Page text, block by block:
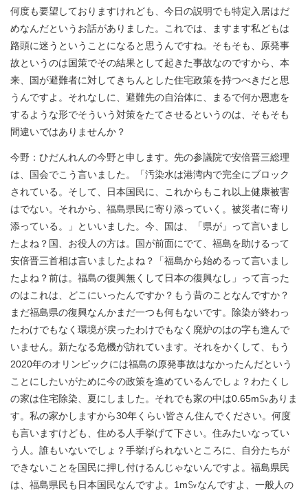
何度も要望しておりますけれども、今日の説明でも特定入居はだ
めなんだというお話がありました。これでは、ますます私どもは
路頭に迷うということになると思うんですね。そもそも、原発事
故というのは国策でその結果として起きた事故なのですから、本
来、国が避難者に対してきちんとした住宅政策を持つべきだと思
うんですよ。それなしに、避難先の自治体に、まるで何か恩恵を
するような形でそういう対策をたてさせるというのは、そもそも
間違いではありませんか？
今野：ひだんれんの今野と申します。先の参議院で安倍晋三総理
は、国会でこう言いました。「汚染水は港湾内で完全にブロック
されている。そして、日本国民に、これからもこれ以上健康被害
はでない。それから、福島県民に寄り添っていく。被災者に寄り
添っている。」といいました。今、国は、「県が」って言いまし
たよね？国、お役人の方は。国が前面にでて、福島を助けるって
安倍晋三首相は言いましたよね？「福島から始めるって言いまし
たよね？前は。福島の復興無くして日本の復興なし」って言った
のはこれは、どこにいったんですか？もう昔のことなんですか？
まだ福島県の復興なんかまだ一つも何もないです。除染が終わっ
たわけでもなく環境が戻ったわけでもなく廃炉のはの字も進んで
いません。新たなる危機が訪れています。それをかくして、もう
2020年のオリンピックには福島の原発事故はなかったんだという
ことにしたいがために今の政策を進めているんでしょ？わたくし
の家は住宅除染、夏にしました。それでも家の中は0.65m㏜ありま
す。私の家かしますから30年くらい皆さん住んでください。何度
も言いますけども、住める人手挙げて下さい。住みたいなってい
う人。誰もいないでしょ？手挙げられないところに、自分たちが
できないことを国民に押し付けるんじゃないんですよ。福島県民
は、福島県民も日本国民なんですよ。1m㏜なんですよ、一般人の